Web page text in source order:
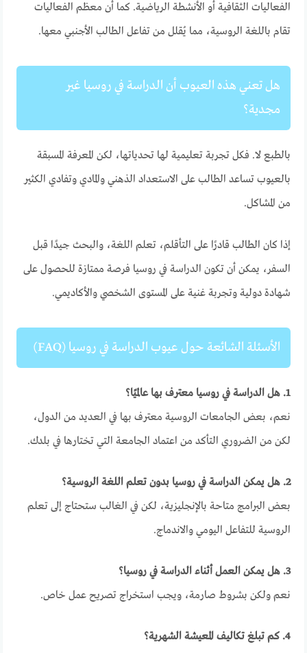
الفعاليات الثقافية أو الأنشطة الرياضية. كما أن معظم الفعاليات
تقام باللغة الروسية، مما يُقلل من تفاعل الطالب الأجنبي معها.
هل تعني هذه العيوب أن الدراسة في روسيا غير
مجدية؟
بالطبع لا. فكل تجربة تعليمية لها تحدياتها، لكن المعرفة المسبقة
بالعيوب تساعد الطالب على الاستعداد الذهني والمادي وتفادي الكثير
من المشاكل.
إذا كان الطالب قادرًا على التأقلم، تعلم اللغة، والبحث جيدًا قبل
السفر، يمكن أن تكون الدراسة في روسيا فرصة ممتازة للحصول على
شهادة دولية وتجربة غنية على المستوى الشخصي والأكاديمي.
الأسئلة الشائعة حول عيوب الدراسة في روسيا (FAQ)
1. هل الدراسة في روسيا معترف بها عالميًا؟
نعم، بعض الجامعات الروسية معترف بها في العديد من الدول،
لكن من الضروري التأكد من اعتماد الجامعة التي تختارها في بلدك.
2. هل يمكن الدراسة في روسيا بدون تعلم اللغة الروسية؟
بعض البرامج متاحة بالإنجليزية، لكن في الغالب ستحتاج إلى تعلم
الروسية للتفاعل اليومي والاندماج.
3. هل يمكن العمل أثناء الدراسة في روسيا؟
نعم ولكن بشروط صارمة، ويجب استخراج تصريح عمل خاص.
4. كم تبلغ تكاليف المعيشة الشهرية؟